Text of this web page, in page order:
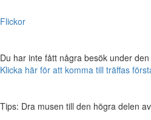
Flickor
Du har inte fått några besök under
Klicka här för att komma till träffas
Tips: Dra musen till den högra delen